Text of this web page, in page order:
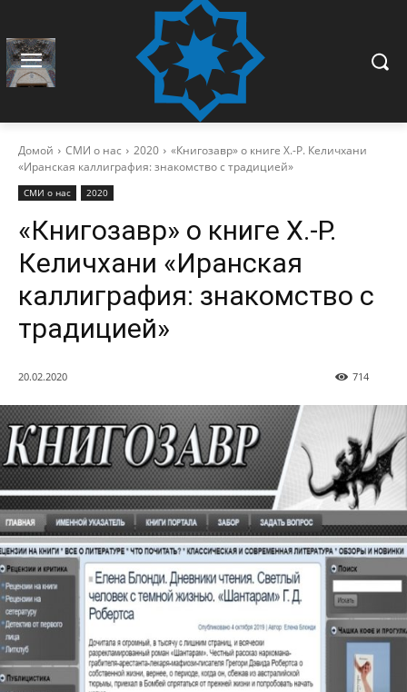
Домой СМИ о нас 2020
«Книгозавр» о книге Х.-Р. Келичхани
«Иранская каллиграфия: знакомство с традицией»
СМИ о нас 2020
«Книгозавр» о книге Х.-Р.
Келичхани «Иранская
каллиграфия: знакомство с
традицией»
20.02.2020 714